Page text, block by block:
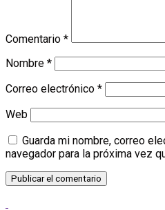
Comentario *
Nombre *
Correo electrónico *
Web
Guarda mi nombre, correo
navegador para la próxima vez